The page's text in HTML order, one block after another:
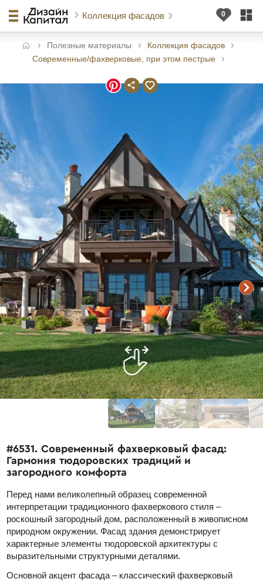
Коллекция фасадов
Полезные материалы
Коллекция фасадов
Современные/фахверковые, при этом пестрые
#6531. Современный фахверковый фасад:
Гармония тюдоровских традиций и
загородного комфорта
Перед нами великолепный образец современной
интерпретации традиционного фахверкового стиля –
роскошный загородный дом, расположенный в живописном
природном окружении. Фасад здания демонстрирует
характерные элементы тюдоровской архитектуры с
выразительными структурными деталями.
Основной акцент фасада – классический фахверковый